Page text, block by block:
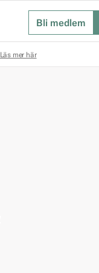
Bli medlem
Läs mer här